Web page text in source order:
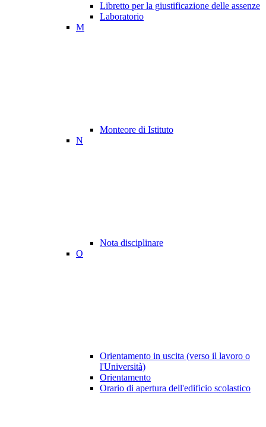
Libretto per la giustificazione delle assenze
Laboratorio
M
Monteore di Istituto
N
Nota disciplinare
O
Orientamento in uscita (verso il lavoro o
l'Università)
Orientamento
Orario di apertura dell'edificio scolastico